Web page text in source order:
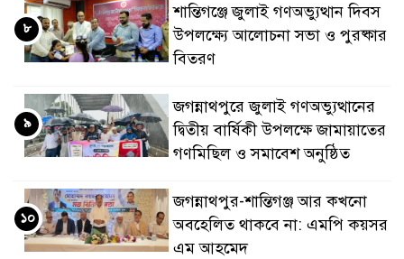
শান্তিগঞ্জে জুলাই গণঅভ্যুত্থান দিবস
উপলক্ষ্যে আলোচনা সভা ও পুরষ্কার
বিতরণ
৮
জগন্নাথপুরে জুলাই গণঅভ্যুত্থানের
দ্বিতীয় বার্ষিকী উপলক্ষে জামায়াতের
গণমিছিল ও সমাবেশ অনুষ্ঠিত
৯
জগন্নাথপুর-শান্তিগঞ্জ আর কখনো
অবহেলিত থাকবে না: এমপি কয়সর
এম আহমেদ
১০